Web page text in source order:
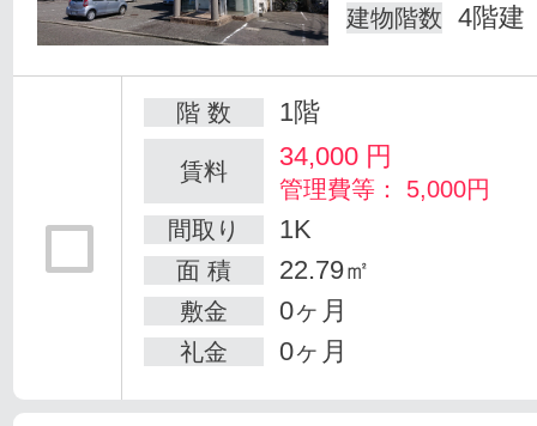
建物階数 4階建
階 数 1階
賃料 34,000 円
管理費等： 5,000円
間取り
1K
面 積 22.79㎡
敷金 0ヶ月
礼金 0ヶ月